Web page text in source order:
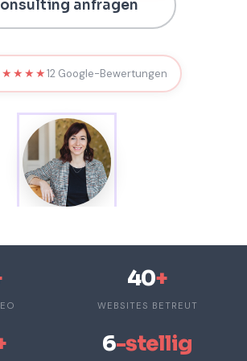
anfragen
12 Google-Bewertungen
40+
WEBSITES BETREUT
6-stellig